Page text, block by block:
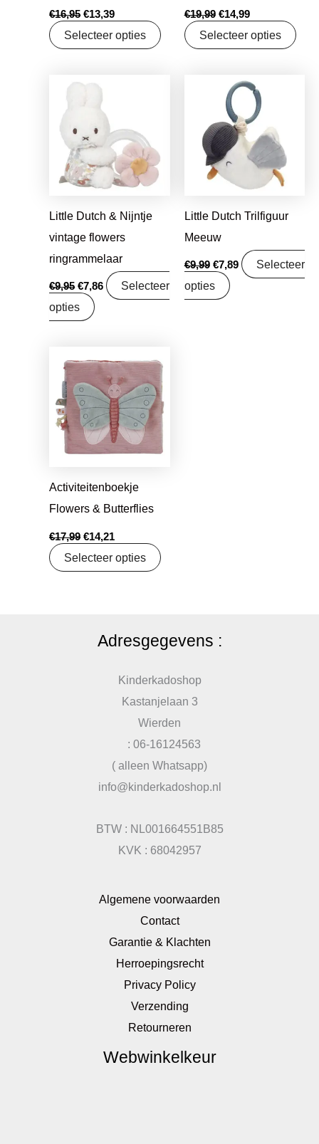
€16,95 €13,39
Selecteer opties
€19,99 €14,99
Selecteer opties
Little Dutch & Nijntje
vintage flowers
ringrammelaar
€9,95
Oorspronkelijke
was:
€7,86
€7,86.
Selecteer
opties
Little Dutch Trilfiguur
Meeuw
€9,99
Oorspronkelijke
prijs
was:
€9,99.
€7,89
Huidige
prijs
€7,89.
Selecteer
opties
Activiteitenboekje
Flowers & Butterflies
€17,99
prijs
was:
€17,99.
€14,21
prijs
is:
€14,21.
Selecteer opties
Adresgegevens :
Kinderkadoshop
Kastanjelaan 3
Wierden
: 06-16124563
( alleen Whatsapp)
info@kinderkadoshop.nl
BTW : NL001664551B85
KVK : 68042957
Algemene voorwaarden
Contact
Garantie & Klachten
Herroepingsrecht
Privacy Policy
Verzending
Retourneren
Webwinkelkeur